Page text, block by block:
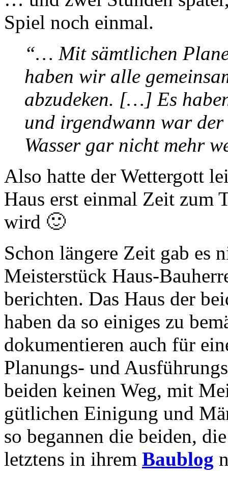
Spiel noch einmal.
“… Mit sämtlichen
haben wir alle
abzudeken. […] Es
und irgendwann war
Wasser gar nicht mehr
Also hatte der Wettergott
Haus erst einmal Zeit zum
wird 🙂
Schon längere Zeit gab es
Meisterstück Haus-
berichten. Das Haus der
haben da so einiges zu
dokumentieren auch für
Planungs- und
beiden keinen Weg, mit
gütlichen Einigung und
so begannen die beiden,
letztens in ihrem Baublog